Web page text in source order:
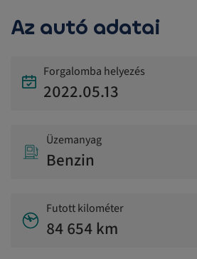
Az autó adatai
Forgalomba helyezés
2022.05.13
Üzemanyag
Benzin
Futott kilométer
84 654 km